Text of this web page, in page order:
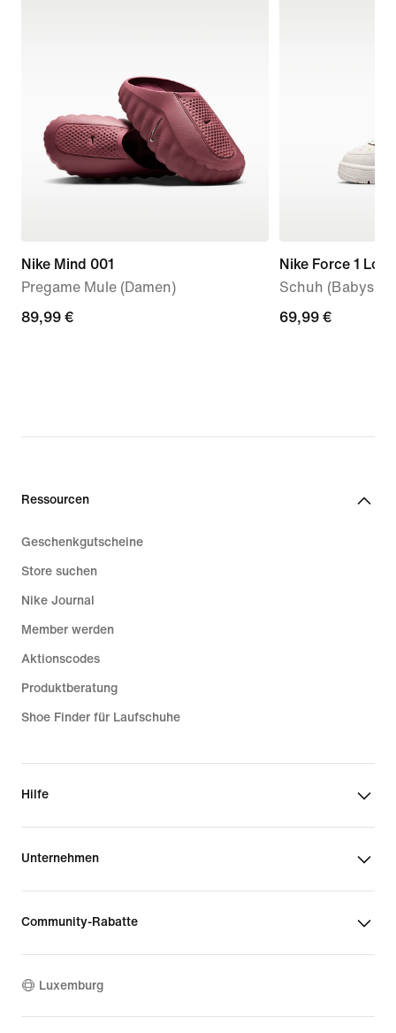
Nike Mind 001
Pregame Mule (Damen)
89,99 €
89,99 €
Nike Force 1 Low
Schuh (Babys,
69,99 €
69,99 €
Ressourcen
Geschenkgutscheine
Store suchen
Nike Journal
Member werden
Aktionscodes
Produktberatung
Shoe Finder für Laufschuhe
Hilfe
Unternehmen
Community-Rabatte
Luxemburg